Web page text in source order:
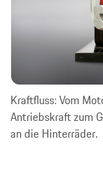
Kraftfluss: Vom
Antriebskraft zum
an die Hinterräder.